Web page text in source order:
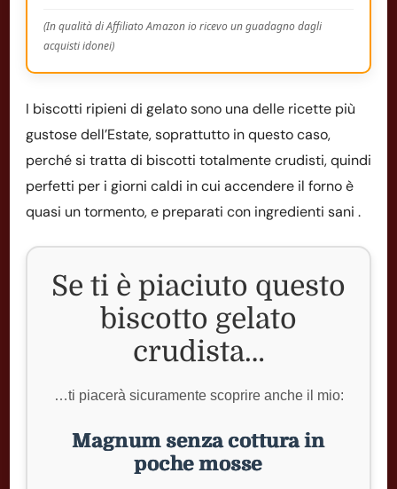
(In qualità di Affiliato Amazon io ricevo un guadagno dagli
acquisti idonei)
I biscotti ripieni di gelato sono una delle ricette più
gustose dell’Estate, soprattutto in questo caso,
perché si tratta di biscotti totalmente crudisti, quindi
perfetti per i giorni caldi in cui accendere il forno è
quasi un tormento, e preparati con ingredienti sani .
Se ti è piaciuto questo
biscotto gelato
crudista…
…ti piacerà sicuramente scoprire anche il mio:
Magnum senza cottura in
poche mosse